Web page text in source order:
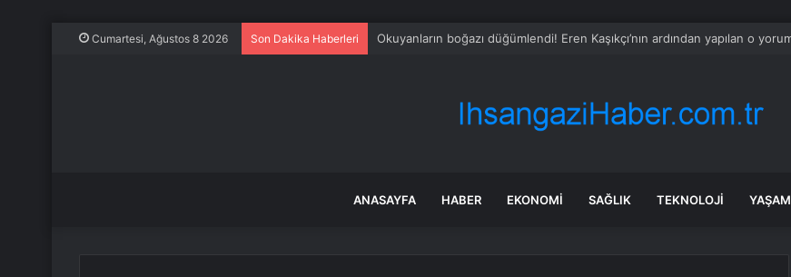
Cumartesi, Ağustos 8 2026 Son Dakika Haberleri Evine tadilat yapan çift, gizli bölmede deste deste para buldu
ANASAYFA HABER EKONOMI SAĞLIK TEKNOLOJI YAŞAM